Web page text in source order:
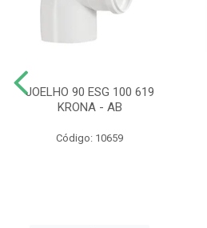
JOELHO 90 ESG 100 619
KRONA - AB
Código: 10659